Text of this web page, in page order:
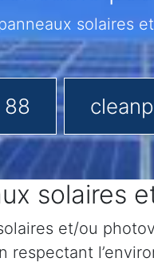
solaires
88
solaires
et/ou
respectant